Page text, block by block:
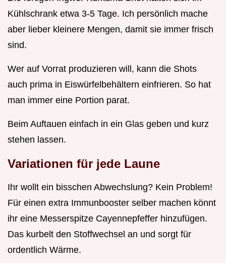
Kühlschrank etwa 3-5 Tage. Ich persönlich mache
aber lieber kleinere Mengen, damit sie immer frisch
sind.
Wer auf Vorrat produzieren will, kann die Shots
auch prima in Eiswürfelbehältern einfrieren. So hat
man immer eine Portion parat.
Beim Auftauen einfach in ein Glas geben und kurz
stehen lassen.
Variationen für jede Laune
Ihr wollt ein bisschen Abwechslung? Kein Problem!
Für einen extra Immunbooster selber machen könnt
ihr eine Messerspitze Cayennepfeffer hinzufügen.
Das kurbelt den Stoffwechsel an und sorgt für
ordentlich Wärme.